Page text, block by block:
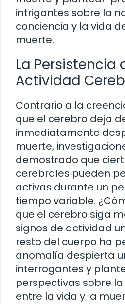
intrigantes sobre la
conciencia y la vida
muerte.
La Persistencia
Actividad
Contrario a la
que el cerebro deja
inmediatamente
muerte,
demostrado que
cerebrales pueden
activas durante un
tiempo variable.
que el cerebro siga
signos de actividad
resto del cuerpo ha
anomalía despierta
interrogantes y
perspectivas sobre
entre la vida y la